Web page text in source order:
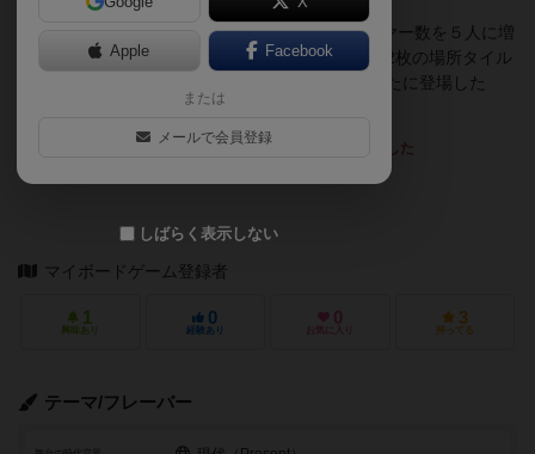
『Double Agent』は『City of Spies』のプレイヤー数を５人に増
やすための拡張で、貨物船と高級ホテルと言った2枚の場所タイル
が追加されました。キャラクターの能力として新たに登場した
「二重スパイ」はかなり強力です。
最も読まれているレビューを表示しました
マイボードゲーム登録者
1
興味あり
0
経験あり
0
お気に入り
3
持ってる
テーマ/フレーバー
Apple Facebook
または
メールで会員登録
しばらく表示しない